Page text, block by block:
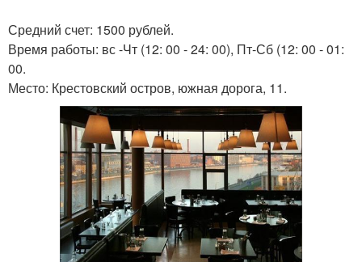
Средний счет: 1500 рублей.
Время работы: вс -Чт (12: 00 - 24: 00), Пт-Сб (12: 00 - 01:
00.
Место: Крестовский остров, южная дорога, 11.